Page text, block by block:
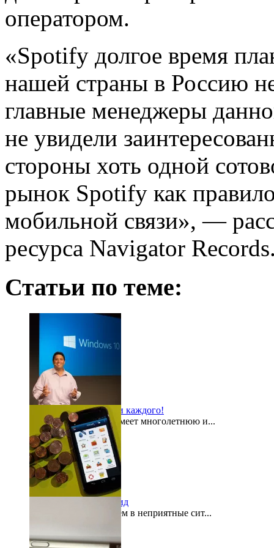
оператором.
«Spotify долгое время
нашей страны в Россию
главные менеджеры
не увидели
стороны хоть одной
рынок Spotify как
мобильной связи», —
ресурса Navigator
Статьи по теме:
Windows 10 для всех и каждого!
Компания Microsoft имеет многолетнюю и...
2015-08-03
«Кошелек» на Андроид
Как часто мы попадаем в неприятные сит...